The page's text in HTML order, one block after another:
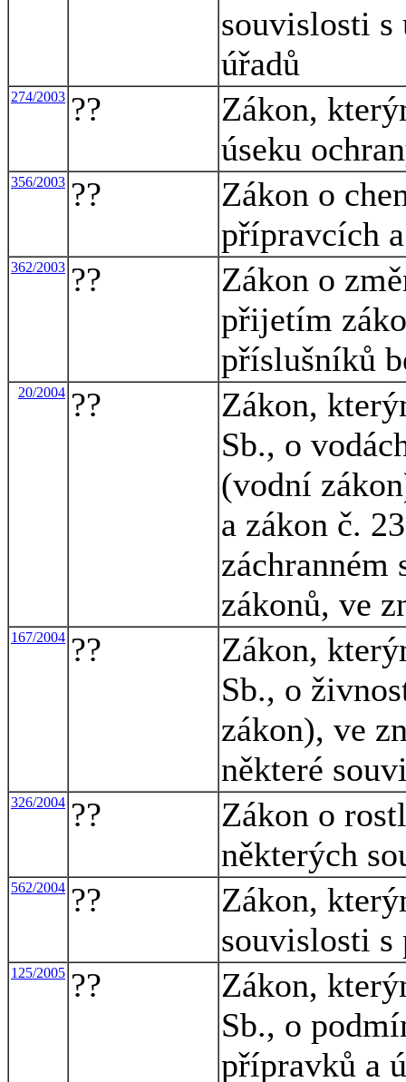
souvislosti s
úřadů
274/2003 ??
Zákon,
úseku
356/2003 ??
Zákon o
přípravcích
362/2003 ??
Zákon o
přijetím
příslušníků
20/2004 ??
Zákon,
Sb., o
(vodní
a zákon č.
záchranném
zákonů, ve
167/2004 ??
Zákon,
Sb., o
zákon), ve
některé
326/2004 ??
Zákon o
některých
562/2004 ??
Zákon,
souvislosti s
125/2005 ??
Zákon,
Sb., o
přípravků a